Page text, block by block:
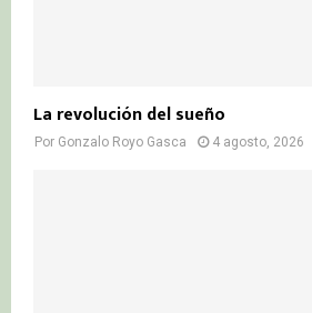
La revolución del sueño
Por Gonzalo Royo Gasca 4 agosto, 2026